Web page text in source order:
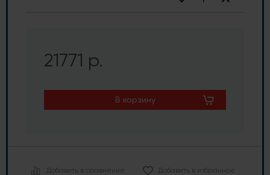
21771 р.
В корзину
Добавить в сравнение Добавить в избранное